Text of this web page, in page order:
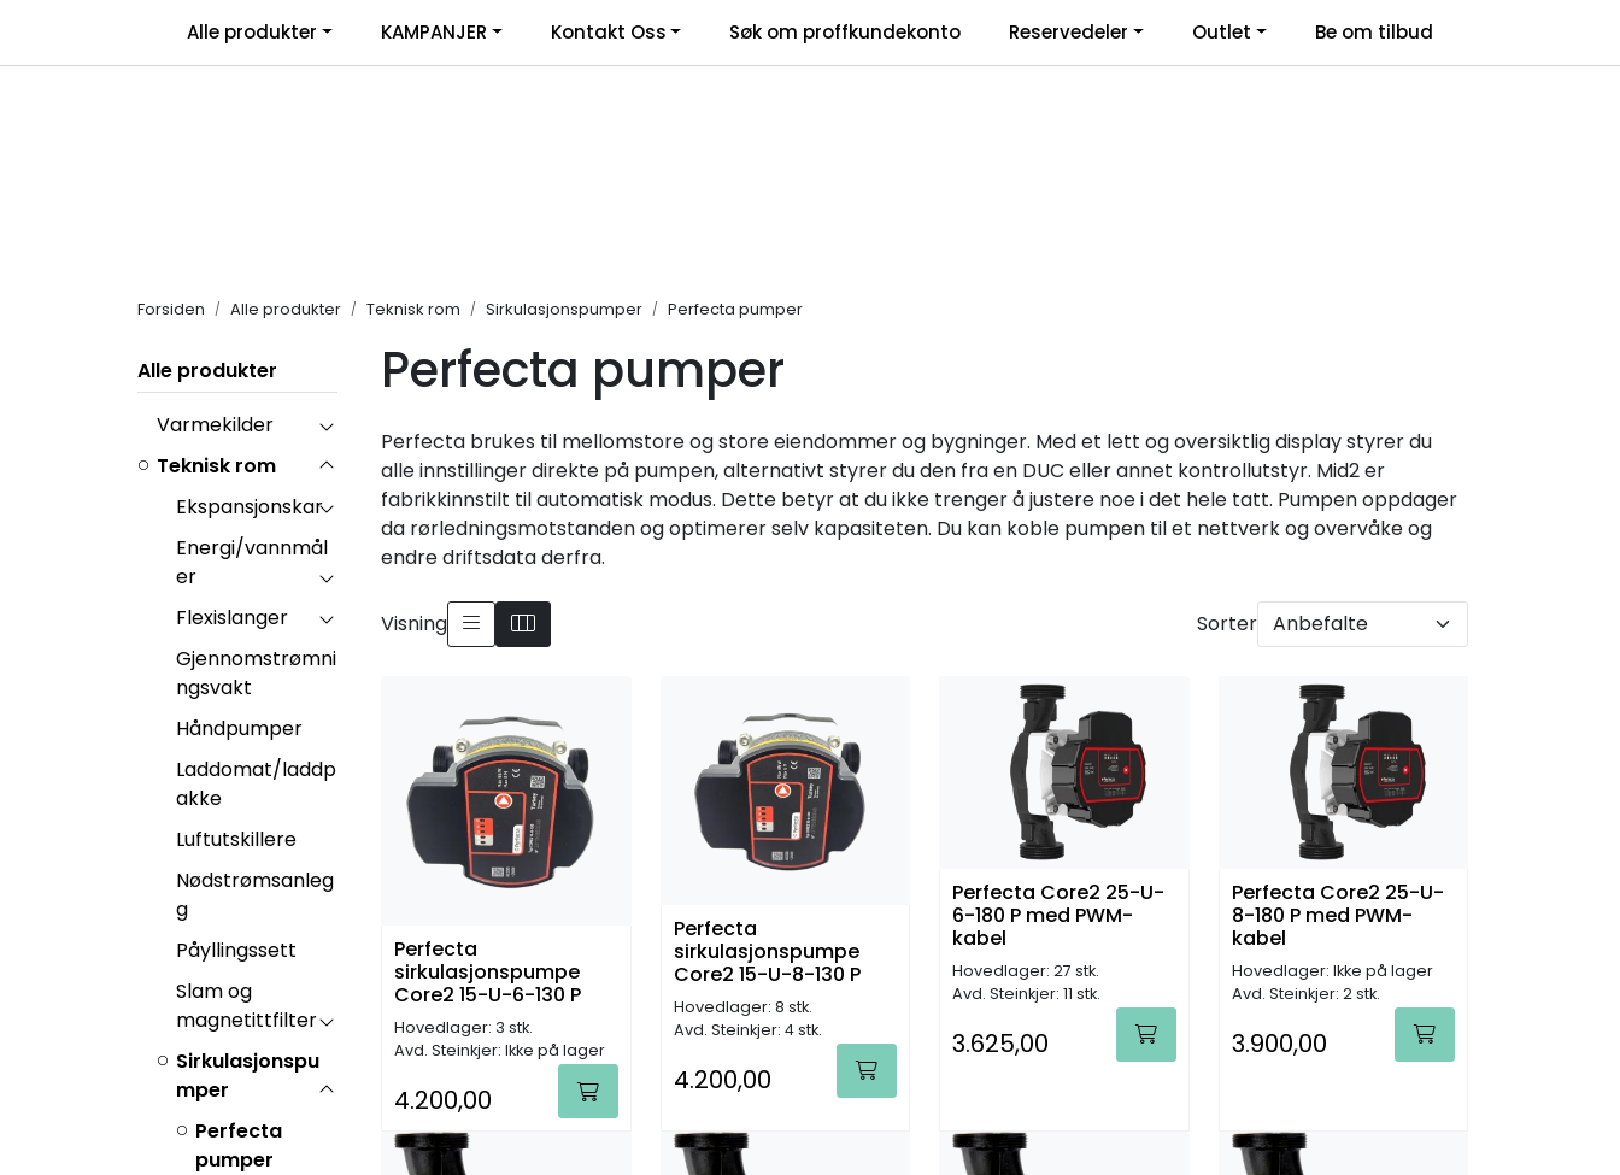
Salgsbetingelser | Retur/transportskade & reklamasjonsskjema Kontakt Oss Logg inn
Alle produkter KAMPANJER Kontakt Oss Søk om proffkundekonto Reservedeler Outlet Be om tilbud
Forsiden Alle produkter Teknisk rom Sirkulasjonspumper Perfecta pumper
Alle produkter
Varmekilder
Teknisk rom
Ekspansjonskar
Energi/vannmål
er
Flexislanger
Gjennomstrømni
ngsvakt
Håndpumper
Laddomat/laddp
akke
Luftutskillere
Nødstrømsanleg
g
Påyllingssett
Slam og
magnetittfilter
Sirkulasjonspu
mper
Perfecta
pumper
Perfecta pumper
Perfecta brukes til mellomstore og store eiendommer og bygninger. Med et lett og oversiktlig display styrer du
alle innstillinger direkte på pumpen, alternativt styrer du den fra en DUC eller annet kontrollutstyr. Mid2 er
fabrikkinnstilt til automatisk modus. Dette betyr at du ikke trenger å justere noe i det hele tatt. Pumpen oppdager
da rørledningsmotstanden og optimerer selv kapasiteten. Du kan koble pumpen til et nettverk og overvåke og
endre driftsdata derfra.
Visning Sorter
Perfecta
sirkulasjonspumpe
Core2 15-U-6-130 P
Hovedlager: 3 stk.
Avd. Steinkjer: Ikke på lager
4.200,00
Perfecta
sirkulasjonspumpe
Core2 15-U-8-130 P
Hovedlager: 8 stk.
Avd. Steinkjer: 4 stk.
4.200,00
Perfecta Core2 25-U-
6-180 P med PWM-
kabel
Hovedlager: 27 stk.
Avd. Steinkjer: 11 stk.
3.625,00
Perfecta Core2 25-U-
8-180 P med PWM-
kabel
Hovedlager: Ikke på lager
Avd. Steinkjer: 2 stk.
3.900,00